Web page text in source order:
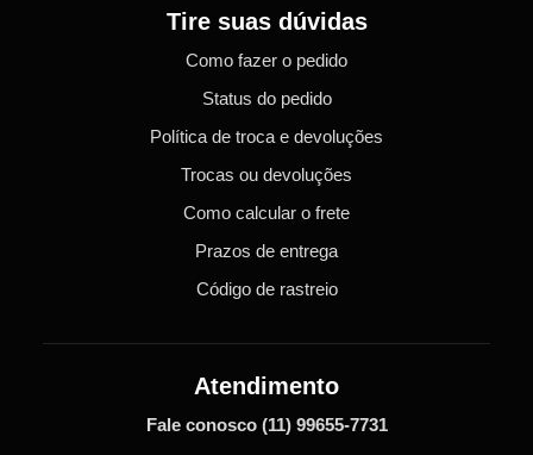
Tire suas dúvidas
Como fazer o pedido
Status do pedido
Política de troca e devoluções
Trocas ou devoluções
Como calcular o frete
Prazos de entrega
Código de rastreio
Atendimento
Fale conosco (11) 99655-7731